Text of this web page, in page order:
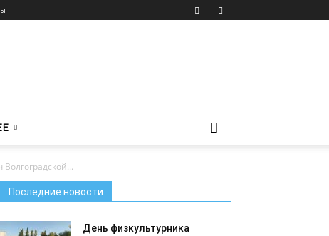
Последние новости
День физкультурника